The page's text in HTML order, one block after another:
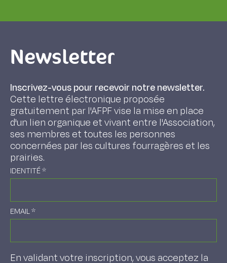
Newsletter
Inscrivez-vous pour recevoir notre newsletter.
Cette lettre électronique proposée
gratuitement par l'AFPF vise la mise en place
d'un lien organique et vivant entre l'Association,
ses membres et toutes les personnes
concernées par les cultures fourragères et les
prairies.
IDENTITÉ*
EMAIL*
En validant votre inscription, vous acceptez la